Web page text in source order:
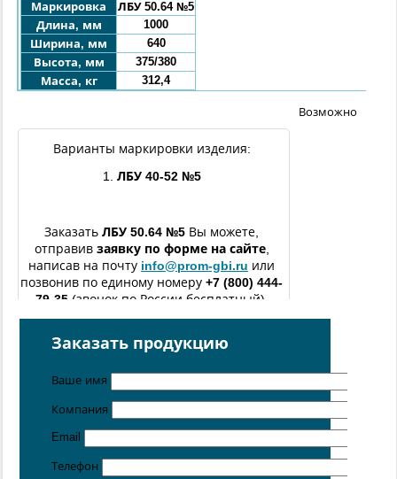
Маркировка
ЛБУ 50.64 №5
Длина, мм
1000
Ширина, мм
640
Высота, мм
375/380
Масса, кг
312,4
Варианты маркировки изделия:
1.
ЛБУ 40-52 №5
Заказать ЛБУ 50.64 №5 Вы можете,
отправив заявку по форме на сайте,
написав на почту info@prom-gbi.ru или
позвонив по единому номеру +7 (800) 444-
79-35 (звонок по России бесплатный).
Возможно
заказчика
Поставка осуществляется с производственных площадок,
расположенных в
Хабаровске,Ростове-на-Дону,Екатеринбурге,
Симферополе, Новосибирске.
Заказать продукцию
Ваше имя
Компания
Email
Телефон